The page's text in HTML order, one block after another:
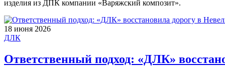
изделия из ДПК компании «Варяжский композит».
18 июня 2026
ДЛК
Ответственный подход: «ДЛК»